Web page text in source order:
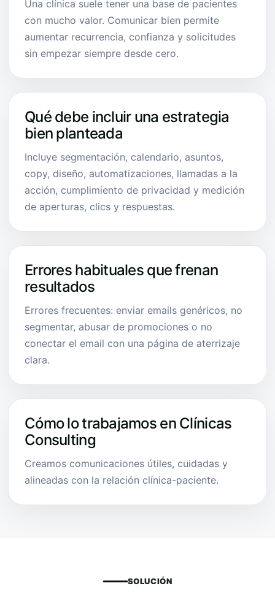
Una clínica suele tener una base de pacientes
con mucho valor. Comunicar bien permite
aumentar recurrencia, confianza y solicitudes
sin empezar siempre desde cero.
Qué debe incluir una estrategia
bien planteada
Incluye segmentación, calendario, asuntos,
copy, diseño, automatizaciones, llamadas a la
acción, cumplimiento de privacidad y medición
de aperturas, clics y respuestas.
Errores habituales que frenan
resultados
Errores frecuentes: enviar emails genéricos, no
segmentar, abusar de promociones o no
conectar el email con una página de aterrizaje
clara.
Cómo lo trabajamos en Clínicas
Consulting
Creamos comunicaciones útiles, cuidadas y
alineadas con la relación clínica-paciente.
SOLUCIÓN